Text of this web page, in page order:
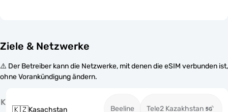
Ziele & Netzwerke
⚠️ Der Betreiber kann die Netzwerke, mit denen die eSIM verbunden ist,
ohne Vorankündigung ändern.
K
🇰🇿Kasachstan Beeline Tele2 Kazakhstan